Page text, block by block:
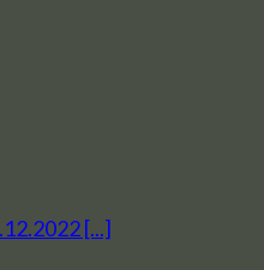
[...]